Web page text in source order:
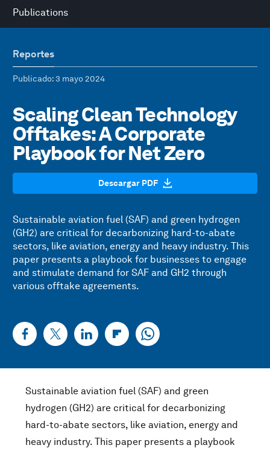
Publications
Reportes
Publicado: 3 mayo 2024
Scaling Clean Technology
Offtakes: A Corporate
Playbook for Net Zero
Descargar PDF
Sustainable aviation fuel (SAF) and green hydrogen
(GH2) are critical for decarbonizing hard-to-abate
sectors, like aviation, energy and heavy industry. This
paper presents a playbook for businesses to engage
and stimulate demand for SAF and GH2 through
various offtake agreements.
Sustainable aviation fuel (SAF) and green
hydrogen (GH2) are critical for decarbonizing
hard-to-abate sectors, like aviation, energy and
heavy industry. This paper presents a playbook